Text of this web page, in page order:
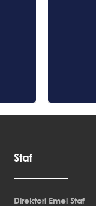
Staf
Direktori Emel Staf